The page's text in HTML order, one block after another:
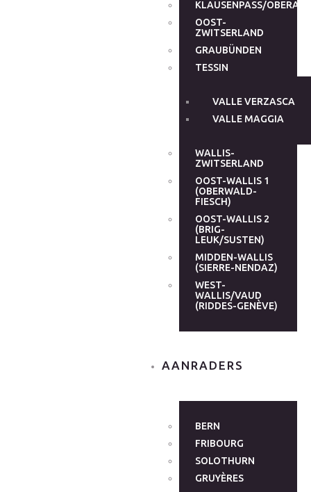
KLAUSENPASS/
OOST-
ZWITSERLAND
GRAUBÜNDEN
TESSIN
VALLE VERZASCA
VALLE MAGGIA
WALLIS-
ZWITSERLAND
OOST-WALLIS 1
(OBERWALD-
FIESCH)
OOST-WALLIS 2
(BRIG-
LEUK/SUSTEN)
MIDDEN-WALLIS
(SIERRE-NENDAZ)
WEST-
WALLIS/VAUD
(RIDDES-GENÈVE)
AANRADERS
BERN
FRIBOURG
SOLOTHURN
GRUYÈRES